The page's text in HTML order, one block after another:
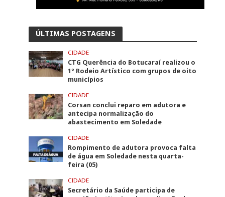
ÚLTIMAS POSTAGENS
CIDADE
CTG Querência do Botucaraí realizou o
1º Rodeio Artístico com grupos de oito
municípios
CIDADE
Corsan conclui reparo em adutora e
antecipa normalização do
abastecimento em Soledade
CIDADE
Rompimento de adutora provoca falta
de água em Soledade nesta quarta-
feira (05)
CIDADE
Secretário da Saúde participa de